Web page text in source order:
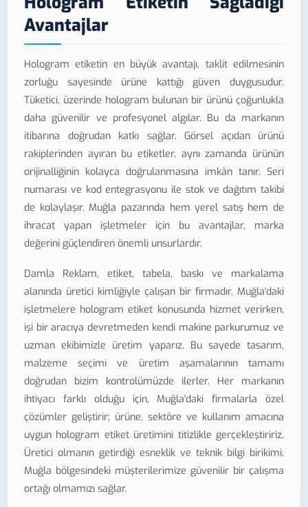
Avantajlar
Hologram etiketin en büyük avantajı, taklit edilmesinin
zorluğu sayesinde ürüne kattığı güven duygusudur.
Tüketici, üzerinde hologram bulunan bir ürünü çoğunlukla
daha güvenilir ve profesyonel algılar. Bu da markanın
itibarına doğrudan katkı sağlar. Görsel açıdan ürünü
rakiplerinden ayıran bu etiketler, aynı zamanda ürünün
orijinalliğinin kolayca doğrulanmasına imkân tanır. Seri
numarası ve kod entegrasyonu ile stok ve dağıtım takibi
de kolaylaşır. Muğla pazarında hem yerel satış hem de
ihracat yapan işletmeler için bu avantajlar, marka
değerini güçlendiren önemli unsurlardır.
Damla Reklam, etiket, tabela, baskı ve markalama
alanında üretici kimliğiyle çalışan bir firmadır. Muğla'daki
işletmelere hologram etiket konusunda hizmet verirken,
işi bir aracıya devretmeden kendi makine parkurumuz ve
uzman ekibimizle üretim yaparız. Bu sayede tasarım,
malzeme seçimi ve üretim aşamalarının tamamı
doğrudan bizim kontrolümüzde ilerler. Her markanın
ihtiyacı farklı olduğu için, Muğla'daki firmalarla özel
çözümler geliştirir; ürüne, sektöre ve kullanım amacına
uygun hologram etiket üretimini titizlikle gerçekleştiririz.
Üretici olmanın getirdiği esneklik ve teknik bilgi birikimi,
Muğla bölgesindeki müşterilerimize güvenilir bir çalışma
ortağı olmamızı sağlar.